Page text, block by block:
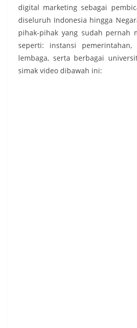
digital marketing sebagai
diseluruh Indonesia hingga
pihak-pihak yang sudah pernah
seperti: instansi pemerintahan,
lembaga, serta berbagai
simak video dibawah ini: